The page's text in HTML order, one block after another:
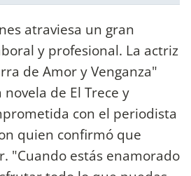
atraviesa un gran
y profesional. La actriz
de Amor y Venganza"
novela de El Trece y
con el periodista
quien confirmó que
"Cuando estás enamorado